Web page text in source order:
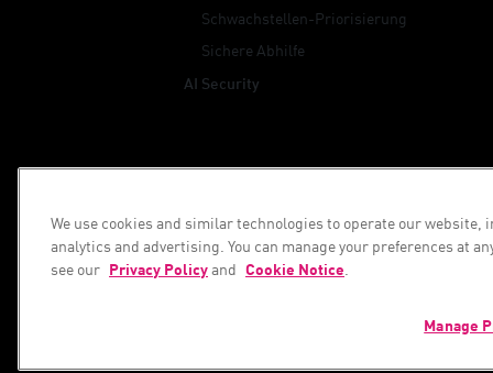
Schwachstellen-Priorisierung
Sichere Abhilfe
AI Security
Wir unterstützen Ihre KI-
© 1994–2026 Check Point Software
Urheberrecht
Datenschutzrichtlinie
We use cookies and similar technologies to operate our website,
analytics and advertising. You can manage your preferences at
see our Privacy Policyand Cookie Notice.
Manage